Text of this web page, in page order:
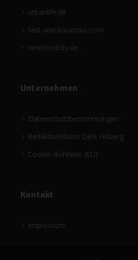
urbanlife.de
fast-and-luxurious.com
newfoodcity.de
Unternehmen
Datenschutzbestimmungen
Redaktionsbüro Derk Hoberg
Cookie-Richtlinie (EU)
Kontakt
Impressum